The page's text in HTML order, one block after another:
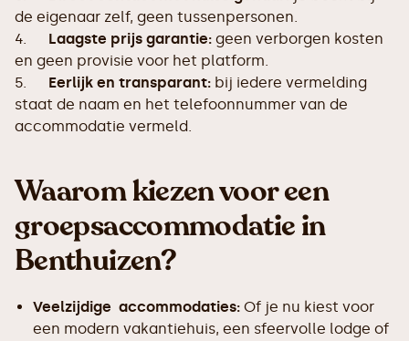
de eigenaar zelf, geen tussenpersonen.
4. Laagste prijs garantie: geen verborgen kosten
en geen provisie voor het platform.
5. Eerlijk en transparant: bij iedere vermelding
staat de naam en het telefoonnummer van de
accommodatie vermeld.
Waarom kiezen voor een
groepsaccommodatie in
Benthuizen?
Veelzijdige accommodaties: Of je nu kiest voor
een modern vakantiehuis, een sfeervolle lodge of